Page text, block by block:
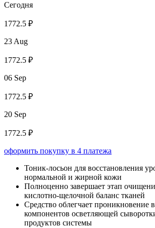
Сегодня
1772.5 ₽
23 Aug
1772.5 ₽
06 Sep
1772.5 ₽
20 Sep
1772.5 ₽
оформить покупку в 4 платежа
Тоник-лосьон для восстановления
нормальной и жирной кожи
Полноценно завершает этап
кислотно-щелочной баланс тканей
Средство облегчает проникновение
компонентов осветляющей
продуктов системы